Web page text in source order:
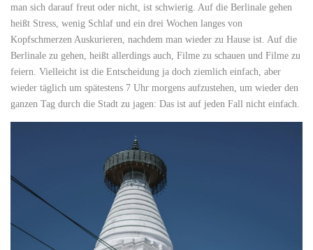
man sich darauf freut oder nicht, ist schwierig. Auf die Berlinale gehen
heißt Stress, wenig Schlaf und ein drei Wochen langes von
Kopfschmerzen Auskurieren, nachdem man wieder zu Hause ist. Auf die
Berlinale zu gehen, heißt allerdings auch, Filme zu schauen und Filme zu
feiern. Vielleicht ist die Entscheidung ja doch ziemlich einfach, aber
wieder täglich um spätestens 7 Uhr morgens aufzustehen, um wieder den
ganzen Tag durch die Stadt zu jagen: Das ist auf jeden Fall nicht einfach.